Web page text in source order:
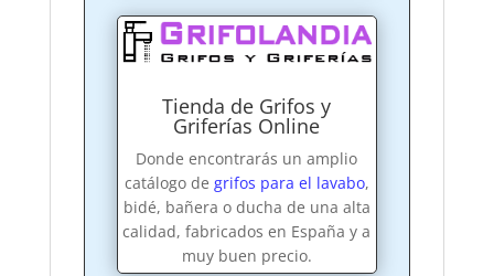
Tienda de Grifos y
Griferías Online
Donde encontrarás un amplio
catálogo de grifos para el lavabo,
bidé, bañera o ducha de una alta
calidad, fabricados en España y a
muy buen precio.